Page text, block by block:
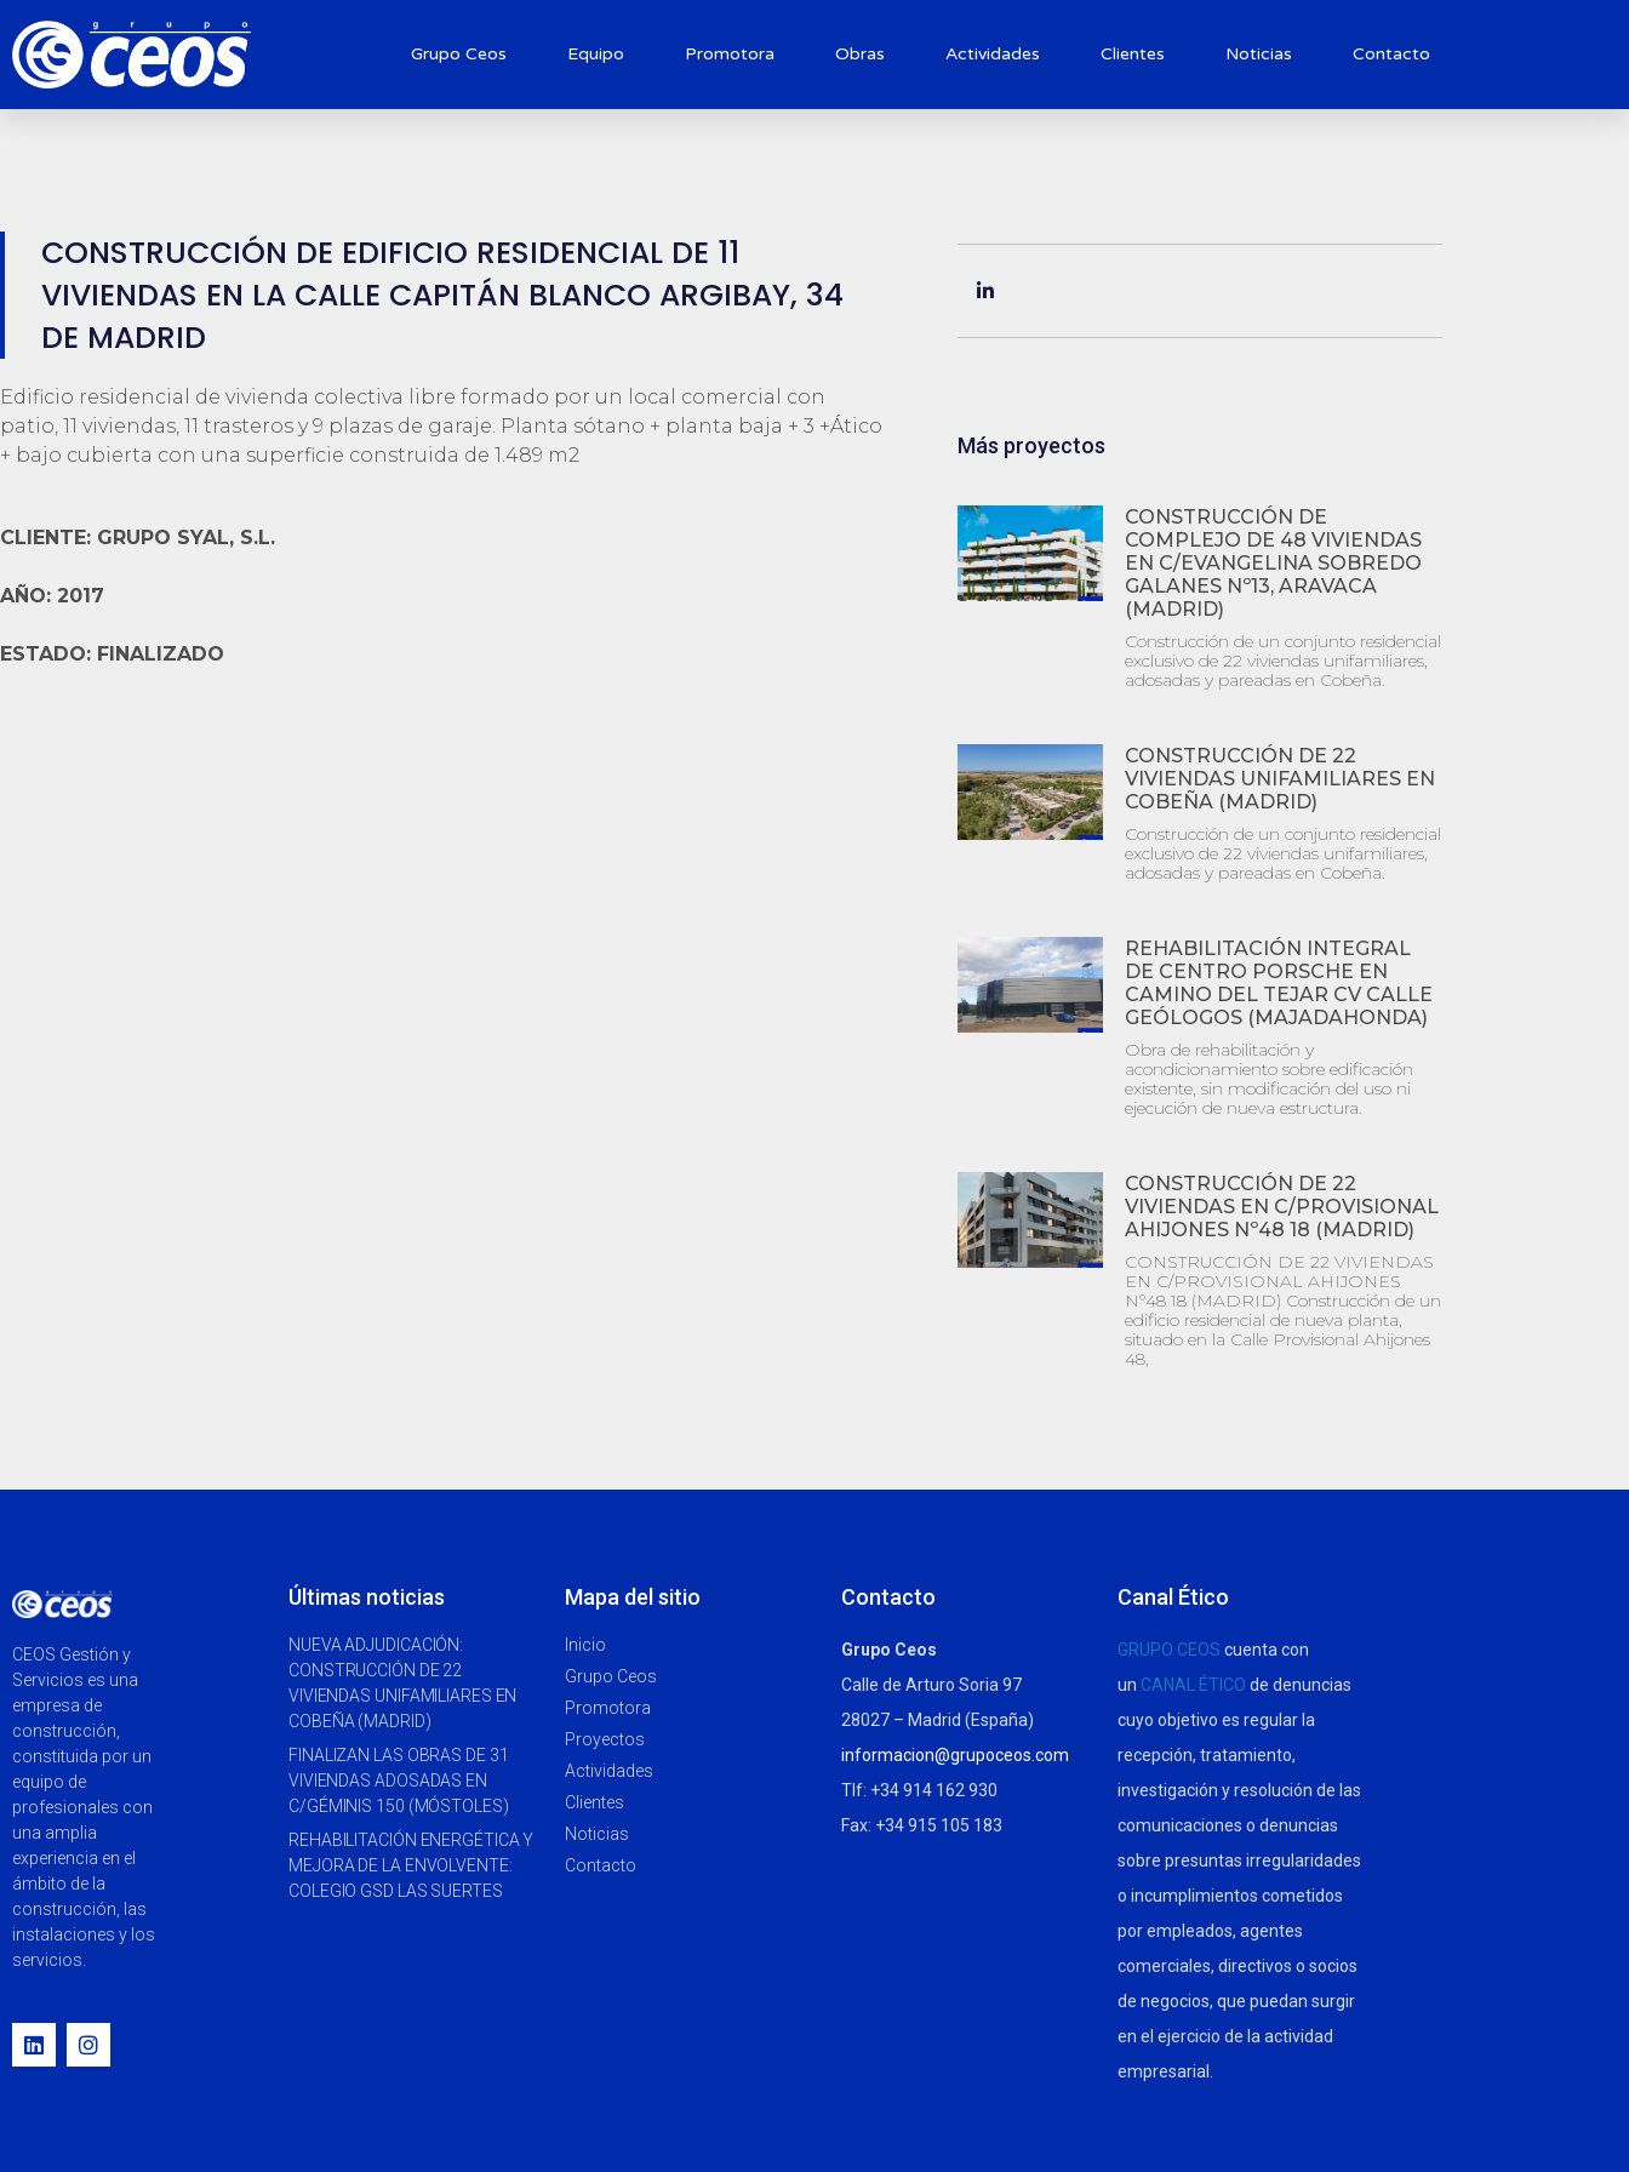
Grupo Ceos Equipo Promotora Obras Actividades Clientes Noticias Contacto
CONSTRUCCIÓN DE EDIFICIO RESIDENCIAL DE 11
VIVIENDAS EN LA CALLE CAPITÁN BLANCO ARGIBAY, 34
DE MADRID
Edificio residencial de vivienda colectiva libre formado por un local comercial con
patio, 11 viviendas, 11 trasteros y 9 plazas de garaje. Planta sótano + planta baja + 3 +Ático
+ bajo cubierta con una superficie construida de 1.489 m2
CLIENTE: GRUPO SYAL, S.L.
AÑO: 2017
ESTADO: FINALIZADO
Más proyectos
CONSTRUCCIÓN DE
COMPLEJO DE 48 VIVIENDAS
EN C/EVANGELINA SOBREDO
GALANES Nº13, ARAVACA
(MADRID)
Construcción de un conjunto residencial
exclusivo de 22 viviendas unifamiliares,
adosadas y pareadas en Cobeña.
CONSTRUCCIÓN DE 22
VIVIENDAS UNIFAMILIARES EN
COBEÑA (MADRID)
Construcción de un conjunto residencial
exclusivo de 22 viviendas unifamiliares,
adosadas y pareadas en Cobeña.
REHABILITACIÓN INTEGRAL
DE CENTRO PORSCHE EN
CAMINO DEL TEJAR CV CALLE
GEÓLOGOS (MAJADAHONDA)
Obra de rehabilitación y
acondicionamiento sobre edificación
existente, sin modificación del uso ni
ejecución de nueva estructura.
CONSTRUCCIÓN DE 22
VIVIENDAS EN C/PROVISIONAL
AHIJONES Nº48 18 (MADRID)
CONSTRUCCIÓN DE 22 VIVIENDAS
EN C/PROVISIONAL AHIJONES
Nº48 18 (MADRID) Construcción de un
edificio residencial de nueva planta,
situado en la Calle Provisional Ahijones
48,
CEOS Gestión y
Servicios es una
empresa de
construcción,
constituida por un
equipo de
profesionales con
una amplia
experiencia en el
ámbito de la
construcción, las
instalaciones y los
servicios.
Últimas noticias
NUEVA ADJUDICACIÓN:
CONSTRUCCIÓN DE 22
VIVIENDAS UNIFAMILIARES EN
COBEÑA (MADRID)
FINALIZAN LAS OBRAS DE 31
VIVIENDAS ADOSADAS EN
C/GÉMINIS 150 (MÓSTOLES)
REHABILITACIÓN ENERGÉTICA Y
MEJORA DE LA ENVOLVENTE:
COLEGIO GSD LAS SUERTES
Mapa del sitio
Inicio
Grupo Ceos
Promotora
Proyectos
Actividades
Clientes
Noticias
Contacto
Contacto
Grupo Ceos
Calle de Arturo Soria 97
28027 – Madrid (España)
informacion@grupoceos.com
Tlf: +34 914 162 930
Fax: +34 915 105 183
Canal Ético
GRUPO CEOS cuenta con
un CANAL ÉTICO de denuncias
cuyo objetivo es regular la
recepción, tratamiento,
investigación y resolución de las
comunicaciones o denuncias
sobre presuntas irregularidades
o incumplimientos cometidos
por empleados, agentes
comerciales, directivos o socios
de negocios, que puedan surgir
en el ejercicio de la actividad
empresarial.